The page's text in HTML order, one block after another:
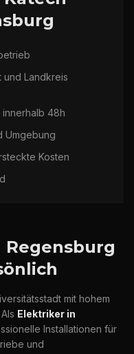
und Landkreis
48h
Umgebung
Kosten
mit hohem
Elektriker in
Installationen für
und